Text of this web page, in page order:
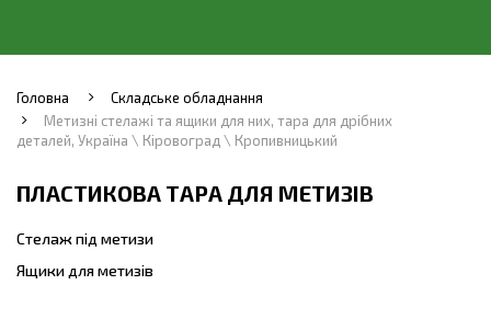
Головна
Складське обладнання
Метизні стелажі та ящики для них, тара для дрібних
деталей, Україна \ Кіровоград \ Кропивницький
ПЛАСТИКОВА ТАРА ДЛЯ МЕТИЗІВ
Стелаж під метизи
Ящики для метизів